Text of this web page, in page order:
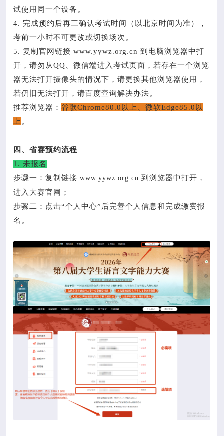
试使用同一个设备。
4. 完成预约后再三确认考试时间（以北京时间为准），
考前一小时不可更改或切换场次。
5. 复制官网链接 www.yywz.org.cn 到电脑浏览器中打
开，请勿从QQ、微信端进入考试页面，若存在一个浏览
器无法打开摄像头的情况下，请更换其他浏览器使用，
若仍旧无法打开，请百度查询解决办法。
推荐浏览器： 谷歌Chrome80.0以上、微软Edge85.0以
上 。
四、省赛预约流程
1. 未报名
步骤一：复制链接 www.yywz.org.cn 到浏览器中打开，
进入大赛官网；
步骤二：点击“个人中心”后完善个人信息和完成缴费报
名。